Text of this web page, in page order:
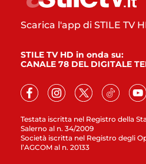
Testata iscritta nel Registro della
Salerno al n. 34/2009
Società iscritta nel Registro degli
l’AGCOM al n. 20133
Scarica l'app di STILE TV
STILE TV HD in onda su:
CANALE 78 DEL DIGITALE